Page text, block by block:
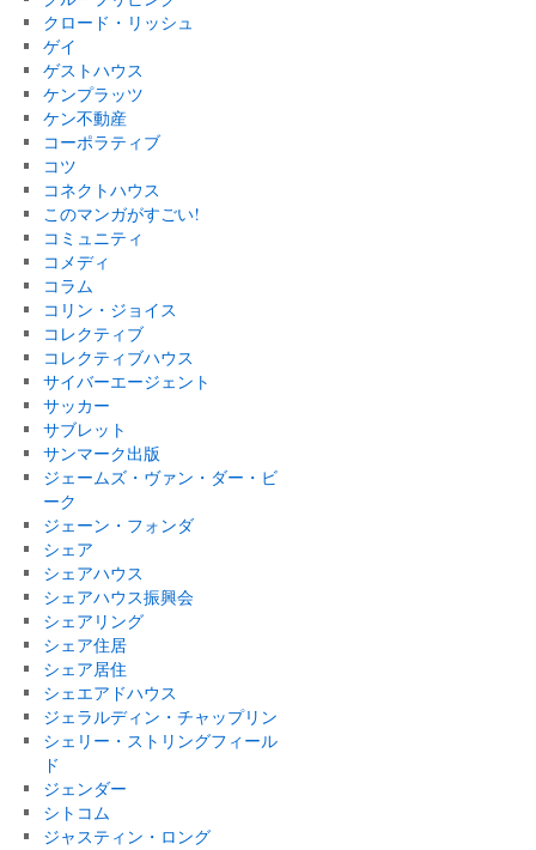
クロード・リッシュ
ゲイ
ゲストハウス
ケンプラッツ
ケン不動産
コーポラティブ
コツ
コネクトハウス
このマンガがすごい!
コミュニティ
コメディ
コラム
コリン・ジョイス
コレクティブ
コレクティブハウス
サイバーエージェント
サッカー
サブレット
サンマーク出版
ジェームズ・ヴァン・ダー・ビ
ーク
ジェーン・フォンダ
シェア
シェアハウス
シェアハウス振興会
シェアリング
シェア住居
シェア居住
シェエアドハウス
ジェラルディン・チャップリン
シェリー・ストリングフィール
ド
ジェンダー
シトコム
ジャスティン・ロング